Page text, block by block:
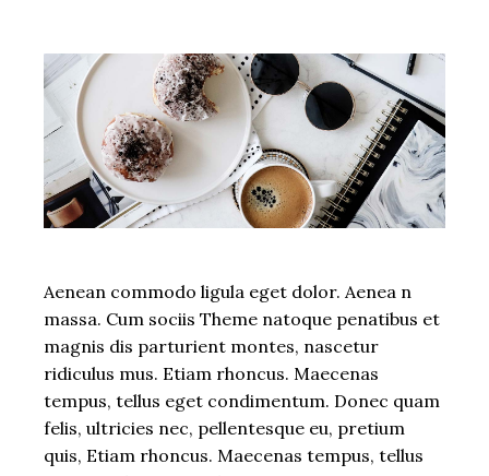
Aenean commodo ligula eget dolor. Aenea n
massa. Cum sociis Theme natoque penatibus et
magnis dis parturient montes, nascetur
ridiculus mus. Etiam rhoncus. Maecenas
tempus, tellus eget condimentum. Donec quam
felis, ultricies nec, pellentesque eu, pretium
quis, Etiam rhoncus. Maecenas tempus, tellus